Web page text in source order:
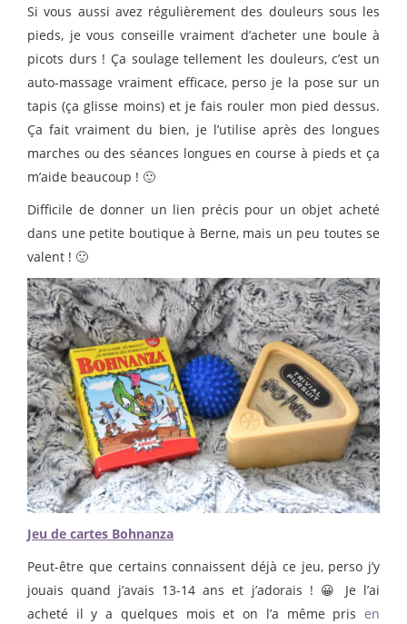
Si vous aussi avez régulièrement des douleurs sous les
pieds, je vous conseille vraiment d’acheter une boule à
picots durs ! Ça soulage tellement les douleurs, c’est un
auto-massage vraiment efficace, perso je la pose sur un
tapis (ça glisse moins) et je fais rouler mon pied dessus.
Ça fait vraiment du bien, je l’utilise après des longues
marches ou des séances longues en course à pieds et ça
m’aide beaucoup ! 🙂
Difficile de donner un lien précis pour un objet acheté
dans une petite boutique à Berne, mais un peu toutes se
valent ! 🙂
Jeu de cartes Bohnanza
Peut-être que certains connaissent déjà ce jeu, perso j’y
jouais quand j’avais 13-14 ans et j’adorais ! 😀 Je l’ai
acheté il y a quelques mois et on l’a même pris en